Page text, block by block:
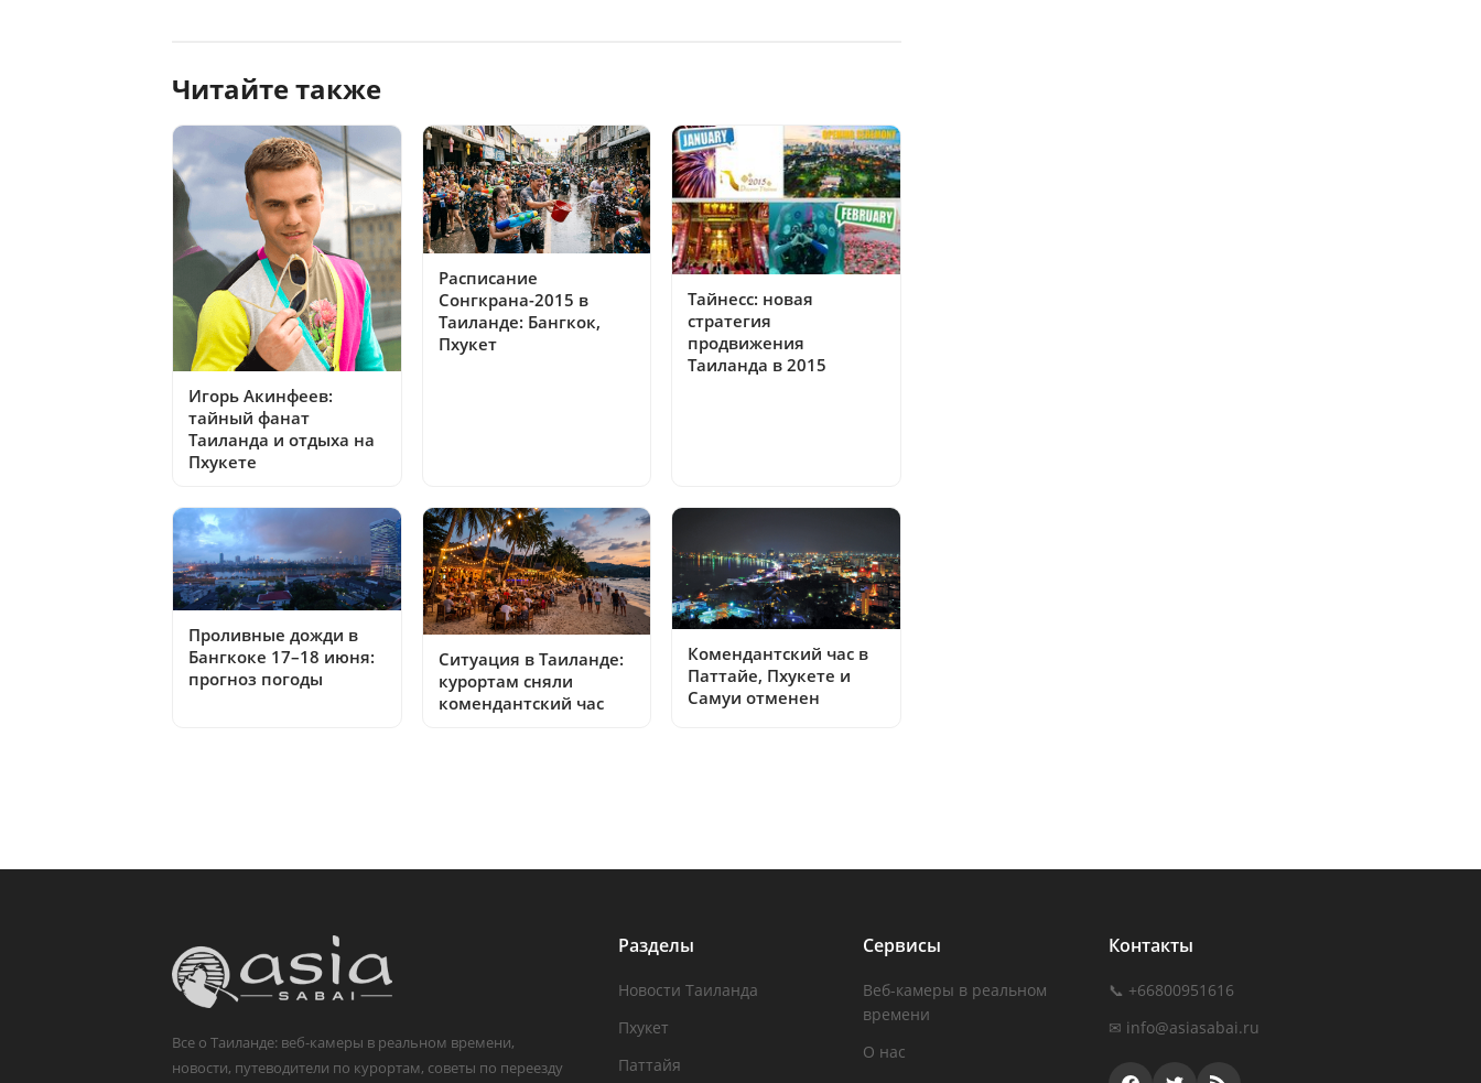
Читайте также
Игорь Акинфеев:
тайный фанат
Таиланда и отдыха на
Пхукете
Расписание
Сонгкрана-2015 в
Таиланде: Бангкок,
Пхукет
Тайнесс: новая
стратегия
продвижения
Таиланда в 2015
Проливные дожди в
Бангкоке 17–18 июня:
прогноз погоды
Ситуация в Таиланде:
курортам сняли
комендантский час
Комендантский час в
Паттайе, Пхукете и
Самуи отменен
Все о Таиланде: веб-камеры в реальном времени,
новости, путеводители по курортам, советы по переезду
Разделы
Новости Таиланда
Пхукет
Паттайя
Сервисы
Веб-камеры в реальном
времени
О нас
Контакты
📞 +66800951616
✉ info@asiasabai.ru